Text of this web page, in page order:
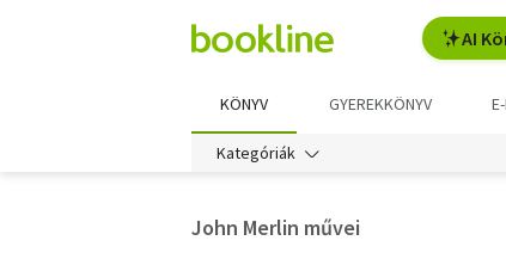
AI
KÖNYV GYEREKKÖNYV
Kategóriák
John Merlin művei